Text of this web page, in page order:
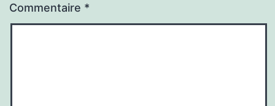
Commentaire *